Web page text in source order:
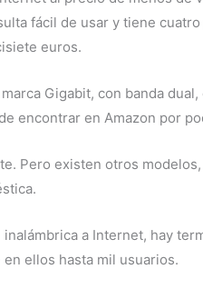
fácil de usar y tiene
euros.
Gigabit, con banda
encontrar en Amazon por
Pero existen otros
a Internet, hay
ellos hasta mil usuarios.